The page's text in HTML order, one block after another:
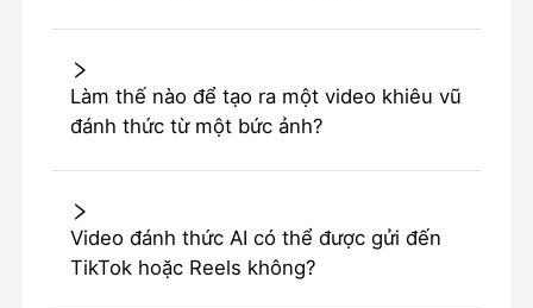
Làm thế nào để tạo ra một video khiêu vũ
đánh thức từ một bức ảnh?
Video đánh thức AI có thể được gửi đến
TikTok hoặc Reels không?